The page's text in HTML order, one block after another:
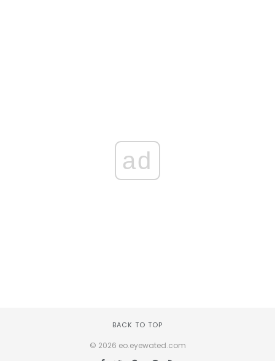
ad
BACK TO TOP
© 2026 eo.eyewated.com